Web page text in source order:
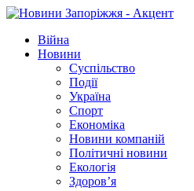
Війна
Новини
Суспільство
Події
Україна
Спорт
Економіка
Новини компаній
Політичні новини
Екологія
Здоров’я